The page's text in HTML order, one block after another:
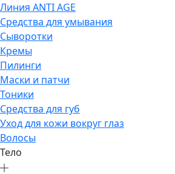
Линия ANTI AGE
Средства для умывания
Сыворотки
Кремы
Пилинги
Маски и патчи
Тоники
Средства для губ
Уход для кожи вокруг глаз
Волосы
Тело